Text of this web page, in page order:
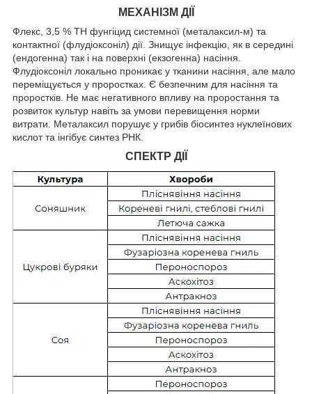
МЕХАНІЗМ ДІЇ
Флекс, 3,5 % ТН фунгіцид системної (металаксил-м) та
контактної (флудіоксоніл) дії. Знищує інфекцію, як в середині
(ендогенна) так і на поверхні (екзогенна) насіння.
Флудіоксоніл локально проникає у тканини насіння, але мало
переміщується у проростках. Є безпечним для насіння та
проростків. Не має негативного впливу на проростання та
розвиток культур навіть за умови перевищення норми
витрати. Металаксил порушує у грибів біосинтез нуклеїнових
кислот та інгібує синтез РНК.
СПЕКТР ДІЇ